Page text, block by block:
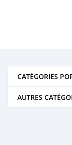
CATÉGORIES
AUTRES